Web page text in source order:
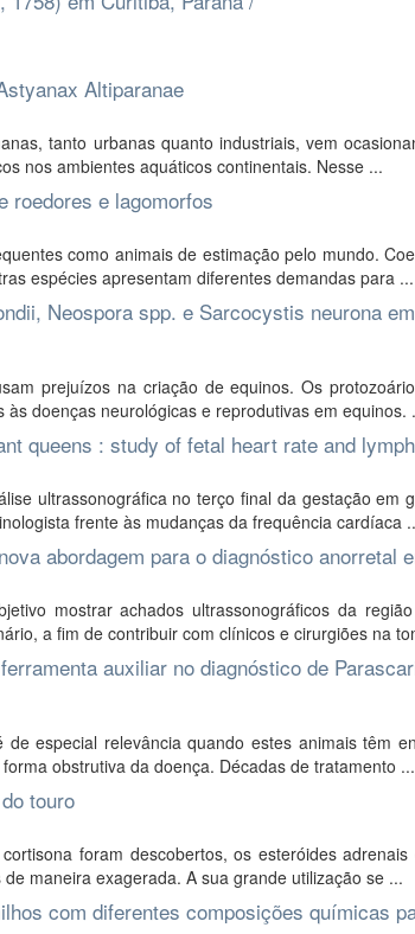
Altiparanae
tanto urbanas quanto industriais, vem
nos ambientes aquáticos continentais. Nesse ...
roedores e lagomorfos
como animais de estimação pelo mundo.
espécies apresentam diferentes demandas para ...
Neospora spp. e Sarcocystis neurona
prejuízos na criação de equinos. Os
doenças neurológicas e reprodutivas em equinos.
queens : study of fetal heart rate and
ultrassonográfica no terço final da gestação em
frente às mudanças da frequência cardíaca
abordagem para o diagnóstico anorretal
mostrar achados ultrassonográficos da
a fim de contribuir com clínicos e cirurgiões na
auxiliar no diagnóstico de
especial relevância quando estes animais têm
obstrutiva da doença. Décadas de tratamento ...
touro
foram descobertos, os esteróides
maneira exagerada. A sua grande utilização se ...
com diferentes composições químicas